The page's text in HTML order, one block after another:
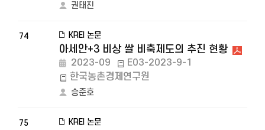
권태진
74 KREI 논문
아세안+3 비상 쌀 비축제도의 추진 현황
2023-09
E03-2023-9-1
한국농촌경제연구원
승준호
75 KREI 논문